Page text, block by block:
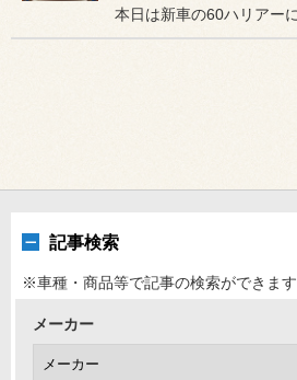
記事検索
※車種・商品等で記事の検索ができます
メーカー